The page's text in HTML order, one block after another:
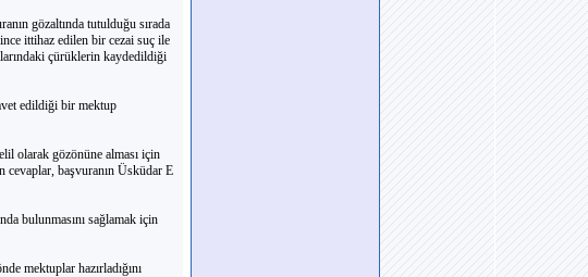
gözaltında tutulduğu sırada
ittihaz edilen bir cezai suç ile
çürüklerin kaydedildiği
edildiği bir mektup
olarak gözönüne alması için
cevaplar, başvuranın Üsküdar E
bulunmasını sağlamak için
mektuplar hazırladığını